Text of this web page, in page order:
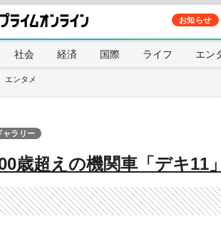
お知らせ
社会 経済 国際 ライフ エン
エンタメ
歳超えの機関車「デキ
ャラリー